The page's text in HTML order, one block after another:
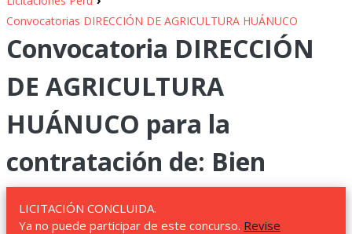
Convocatorias DIRECCIÓN DE AGRICULTURA HUÁNUCO
Convocatoria DIRECCIÓN
DE AGRICULTURA
HUÁNUCO para la
contratación de: Bien
LICITACIÓN CONCLUIDA.
Ya no puede participar de este concurso. Revise